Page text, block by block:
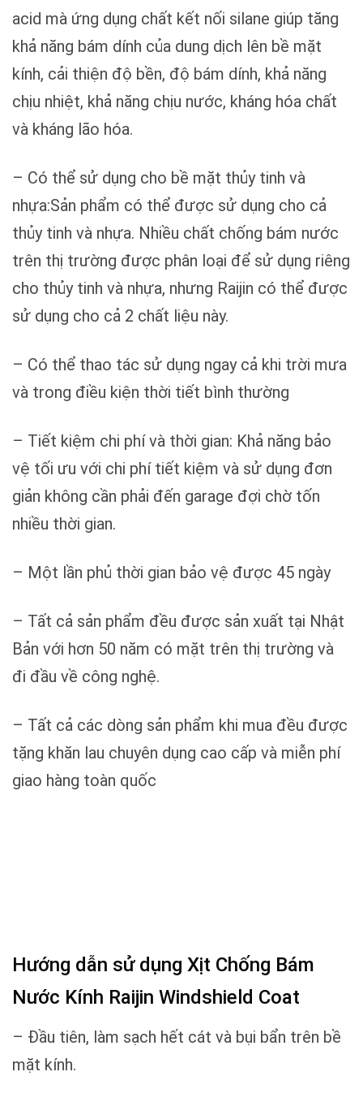
acid mà ứng dụng chất kết nối silane giúp tăng
khả năng bám dính của dung dịch lên bề mặt
kính, cải thiện độ bền, độ bám dính, khả năng
chịu nhiệt, khả năng chịu nước, kháng hóa chất
và kháng lão hóa.
– Có thể sử dụng cho bề mặt thủy tinh và
nhựa:Sản phẩm có thể được sử dụng cho cả
thủy tinh và nhựa. Nhiều chất chống bám nước
trên thị trường được phân loại để sử dụng riêng
cho thủy tinh và nhựa, nhưng Raijin có thể được
sử dụng cho cả 2 chất liệu này.
– Có thể thao tác sử dụng ngay cả khi trời mưa
và trong điều kiện thời tiết bình thường
– Tiết kiệm chi phí và thời gian: Khả năng bảo
vệ tối ưu với chi phí tiết kiệm và sử dụng đơn
giản không cần phải đến garage đợi chờ tốn
nhiều thời gian.
– Một lần phủ thời gian bảo vệ được 45 ngày
– Tất cả sản phẩm đều được sản xuất tại Nhật
Bản với hơn 50 năm có mặt trên thị trường và
đi đầu về công nghệ.
– Tất cả các dòng sản phẩm khi mua đều được
tặng khăn lau chuyên dụng cao cấp và miễn phí
giao hàng toàn quốc
Hướng dẫn sử dụng Xịt Chống Bám
Nước Kính Raijin Windshield Coat
– Đầu tiên, làm sạch hết cát và bụi bẩn trên bề
mặt kính.